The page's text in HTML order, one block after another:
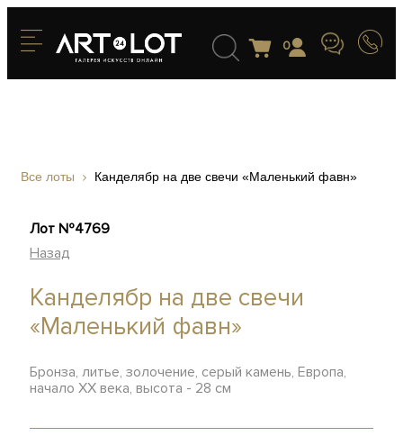
0
Все лоты Канделябр на две свечи «Маленький фавн»
Лот №4769
Назад
Канделябр на две свечи
«Маленький фавн»
Бронза, литье, золочение, серый камень, Европа,
начало XX века, высота - 28 см